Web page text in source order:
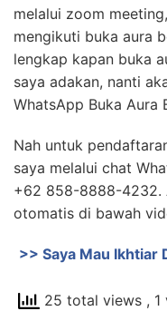
melalui zoom
mengikuti buka aura
lengkap kapan buka
saya adakan, nanti
WhatsApp Buka Aura
Nah untuk
saya melalui chat
+62 858-8888-4232.
otomatis di bawah
>> Saya Mau Ikhtiar
25 total views ,